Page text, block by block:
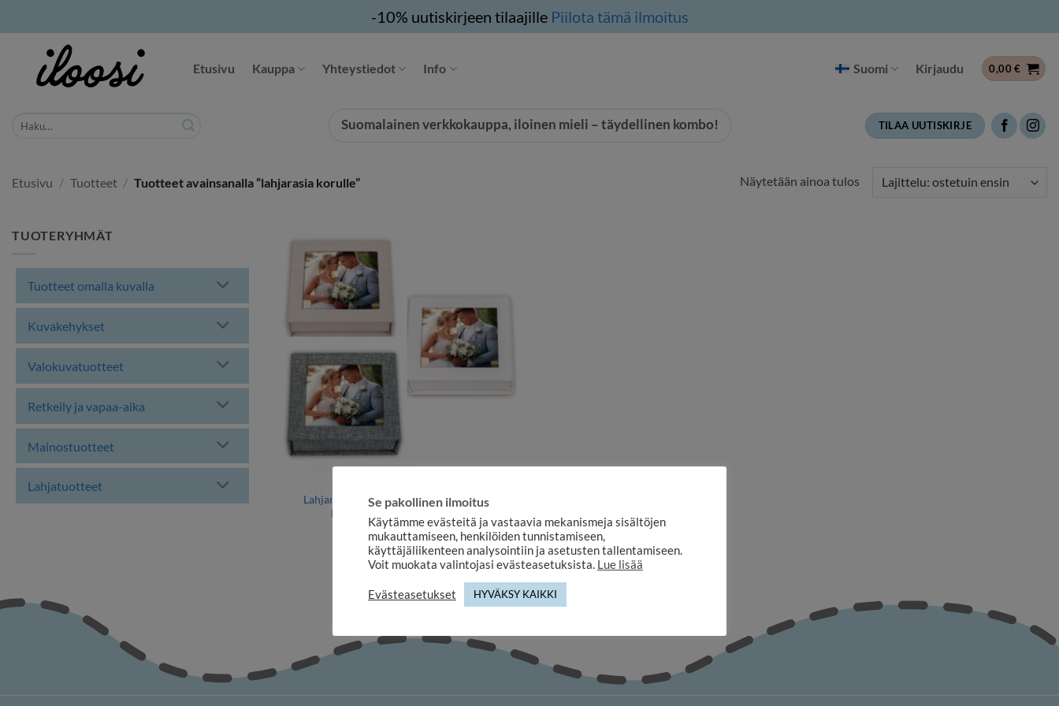
-10% uutiskirjeen tilaajille Piilota tämä ilmoitus
sisältöön
Etusivu Kauppa Yhteystiedot Info Suomi Kirjaudu 0,00€
Suomalainen verkkokauppa, iloinen mieli – täydellinen kombo! TILAA UUTISKIRJE
Etusivu / Tuotteet / Tuotteet avainsanalla “lahjarasia korulle” Näytetään ainoa tulos
TUOTERYHMÄT
Tuotteet omalla kuvalla
Kuvakehykset
Valokuvatuotteet
Retkeily ja vapaa-aika
Mainostuotteet
Lahjatuotteet
Lahjarasia valokuvalla, pakkaus pieneen
lahjaan, kangaspäällysteinen
9,90€
Se pakollinen ilmoitus
Käytämme evästeitä ja vastaavia mekanismeja sisältöjen
mukauttamiseen, henkilöiden tunnistamiseen,
käyttäjäliikenteen analysointiin ja asetusten tallentamiseen.
Voit muokata valintojasi evästeasetuksista. Lue lisää
Evästeasetukset HYVÄKSY KAIKKI